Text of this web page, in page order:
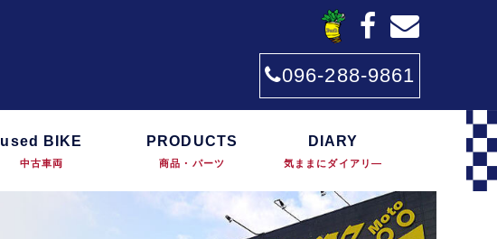
096-288-9861
used BIKE
中古車両
PRODUCTS
商品・パーツ
DIARY
気ままにダイアリ―